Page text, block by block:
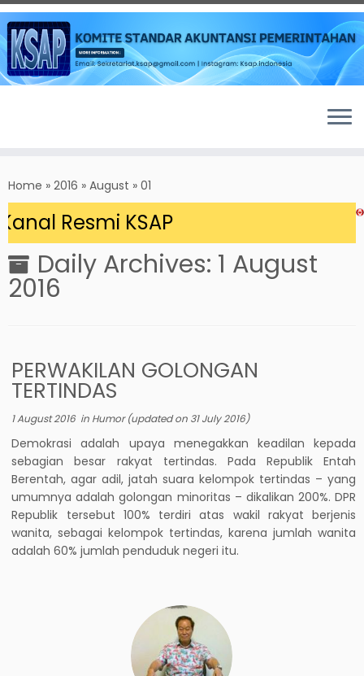
to
content
Home » 2016 » August » 01
Resmi KSAP
Daily Archives: 1 August
2016
PERWAKILAN GOLONGAN
TERTINDAS
1 August 2016in Humor(updated on 31 July 2016)
Demokrasi adalah upaya menegakkan keadilan kepada
sebagian besar rakyat tertindas. Pada Republik Entah
Berentah, agar adil, jatah suara kelompok tertindas – yang
umumnya adalah golongan minoritas – dikalikan 200%. DPR
Republik tersebut 100% terdiri atas wakil rakyat berjenis
wanita, sebagai kelompok tertindas, karena jumlah wanita
adalah 60% jumlah penduduk negeri itu.